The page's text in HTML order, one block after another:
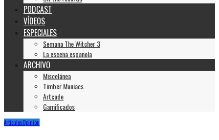
PODCAST
VÍDEOS
ESPECIALES
Semana The Witcher 3
La escena española
ARCHIVO
Miscelánea
Timber Maniacs
Artcade
Gamificados
ArtículosOpinión